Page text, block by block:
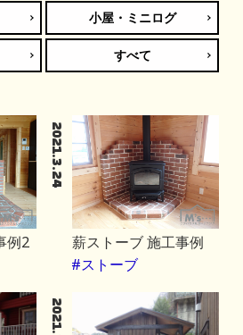
小屋・ミニログ
すべて
例2
2021.3.24
薪ストーブ 施工事例
#ストーブ